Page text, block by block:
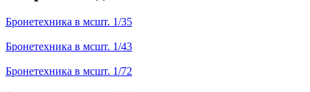
Бронетехника в мсшт. 1/35
Бронетехника в мсшт. 1/43
Бронетехника в мсшт. 1/72